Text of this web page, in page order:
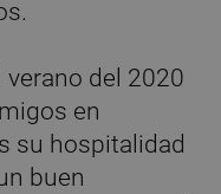
verano del 2020
en
su hospitalidad
buen